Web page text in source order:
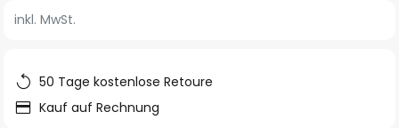
springen
inkl. MwSt.
50 Tage kostenlose Retoure
Kauf auf Rechnung